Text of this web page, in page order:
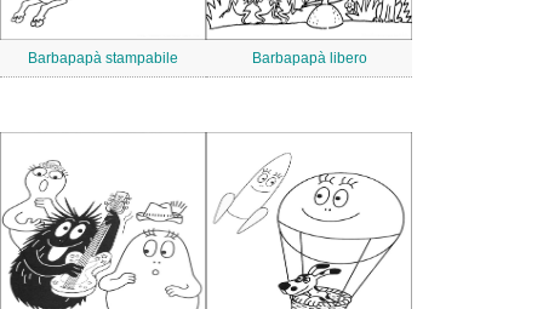
Barbapapà stampabile Barbapapà libero